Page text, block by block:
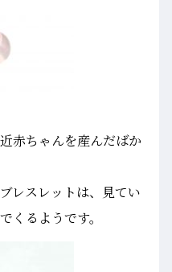
赤ちゃんを産んだばか
レスレットは、見てい
くるようです。